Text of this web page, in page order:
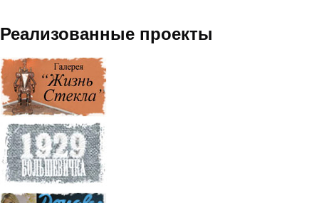
Реализованные проекты